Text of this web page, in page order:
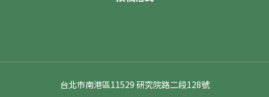
台北市南港區11529 研究院路二段128號